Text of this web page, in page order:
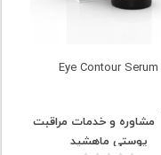
Eye Contour Serum
مشاوره و خدمات مراقبت
پوستی ماهشید